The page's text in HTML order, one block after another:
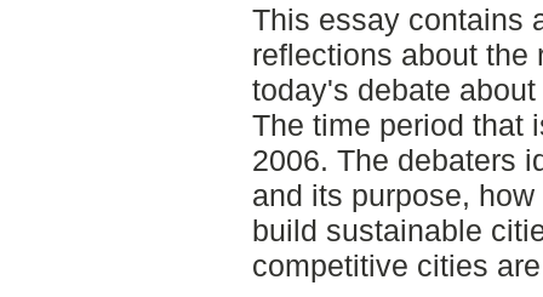
This essay contains
reflections about the
today's debate
The time period that
2006. The debaters
and its purpose,
build sustainable
competitive cities